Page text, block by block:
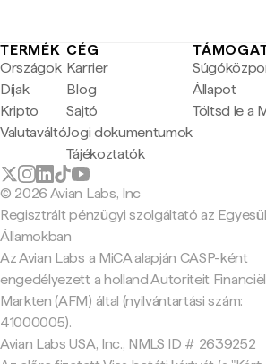
TERMÉK
Országok
Díjak
Kripto
Valutaváltó
CÉG
Karrier
Blog
Sajtó
Jogi dokumentumok
Tájékoztatók
Állapot
Töltsd le a
© 2026 Avian Labs, Inc
Regisztrált pénzügyi szolgáltató az
Államokban
Az Avian Labs a MiCA alapján CASP-ként
engedélyezett a holland Autoriteit
Markten (AFM) által (nyilvántartási szám:
41000005).
Avian Labs USA, Inc., NMLS ID # 2639252